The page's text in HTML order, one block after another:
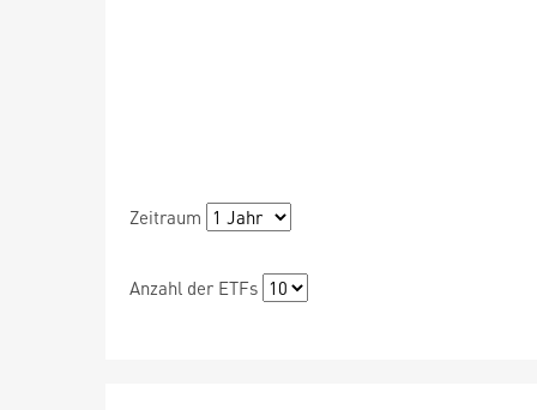
Zeitraum
Anzahl der ETFs